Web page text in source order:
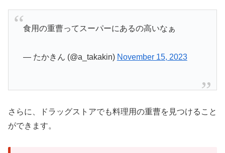
食用の重曹ってスーパーにあるの高いなぁ
— たかきん (@a_takakin) November 15, 2023
さらに、ドラッグストアでも料理用の重曹を見つけること
ができます。